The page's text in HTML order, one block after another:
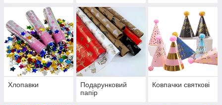
Хлопавки
Подарунковий
папір
Ковпачки святкові